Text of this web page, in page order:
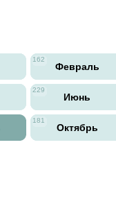
162
Февраль
229
Июнь
181
Октябрь